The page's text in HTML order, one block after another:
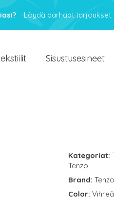
Löydä parhaat tarjoukset
Sisustusesineet
Kategoriat:
Tenzo
Brand: Tenzo
Color: Vihreä